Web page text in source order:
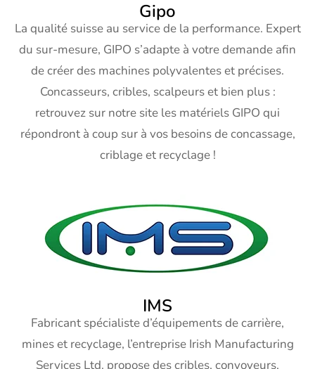
Gipo
La qualité suisse au service de la performance. Expert
du sur-mesure, GIPO s’adapte à votre demande afin
de créer des machines polyvalentes et précises.
Concasseurs, cribles, scalpeurs et bien plus :
retrouvez sur notre site les matériels GIPO qui
répondront à coup sur à vos besoins de concassage,
criblage et recyclage !
IMS
Fabricant spécialiste d’équipements de carrière,
mines et recyclage, l’entreprise Irish Manufacturing
Services Ltd. propose des cribles, convoyeurs,